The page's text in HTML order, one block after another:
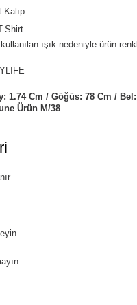
Kalıp
Shirt
ışık nedeniyle ürün
1.74 Cm / Göğüs: 78 Cm /
Ürün M/38